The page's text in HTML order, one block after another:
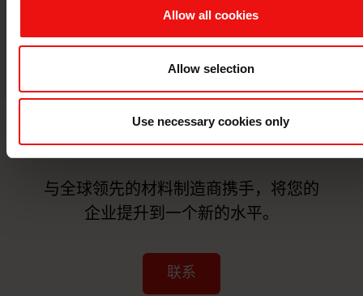
Allow all cookies
Allow selection
Use necessary cookies only
联系我们
与全球领先的材料制造商携手，将您的
企业提升到一个新的水平。
联系